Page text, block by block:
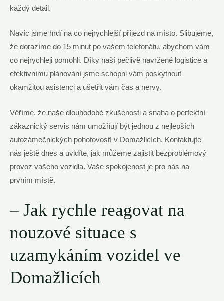
každý detail.
Navíc jsme hrdí na co nejrychlejší příjezd na místo. Slibujeme,
že dorazíme do 15 minut po vašem telefonátu, abychom vám
co nejrychleji pomohli. Díky naší pečlivě navržené logistice a
efektivnímu plánování jsme schopni vám poskytnout
okamžitou asistenci a ušetřit vám čas a nervy.
Věříme, že naše dlouhodobé zkušenosti a snaha o perfektní
zákaznický servis nám umožňují být jednou z nejlepších
autozámečnických pohotovostí v Domažlicích. Kontaktujte
nás ještě dnes a uvidíte, jak můžeme zajistit bezproblémový
provoz vašeho vozidla. Vaše spokojenost je pro nás na
prvním místě.
– Jak rychle reagovat na
nouzové situace s
uzamykáním vozidel ve
Domažlicích